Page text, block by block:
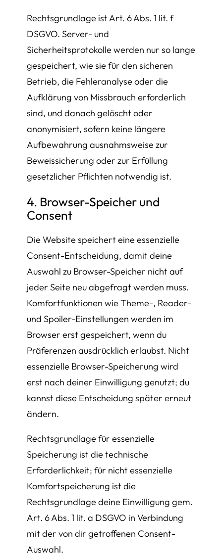
Rechtsgrundlage ist Art. 6 Abs. 1 lit. f
DSGVO. Server- und
Sicherheitsprotokolle werden nur so lange
gespeichert, wie sie für den sicheren
Betrieb, die Fehleranalyse oder die
Aufklärung von Missbrauch erforderlich
sind, und danach gelöscht oder
anonymisiert, sofern keine längere
Aufbewahrung ausnahmsweise zur
Beweissicherung oder zur Erfüllung
gesetzlicher Pflichten notwendig ist.
4. Browser-Speicher und
Consent
Die Website speichert eine essenzielle
Consent-Entscheidung, damit deine
Auswahl zu Browser-Speicher nicht auf
jeder Seite neu abgefragt werden muss.
Komfortfunktionen wie Theme-, Reader-
und Spoiler-Einstellungen werden im
Browser erst gespeichert, wenn du
Präferenzen ausdrücklich erlaubst. Nicht
essenzielle Browser-Speicherung wird
erst nach deiner Einwilligung genutzt; du
kannst diese Entscheidung später erneut
ändern.
Rechtsgrundlage für essenzielle
Speicherung ist die technische
Erforderlichkeit; für nicht essenzielle
Komfortspeicherung ist die
Rechtsgrundlage deine Einwilligung gem.
Art. 6 Abs. 1 lit. a DSGVO in Verbindung
mit der von dir getroffenen Consent-
Auswahl.